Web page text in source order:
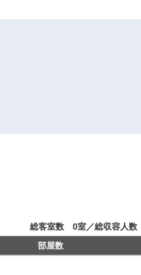
総客室数 0室／総収容人数
部屋数